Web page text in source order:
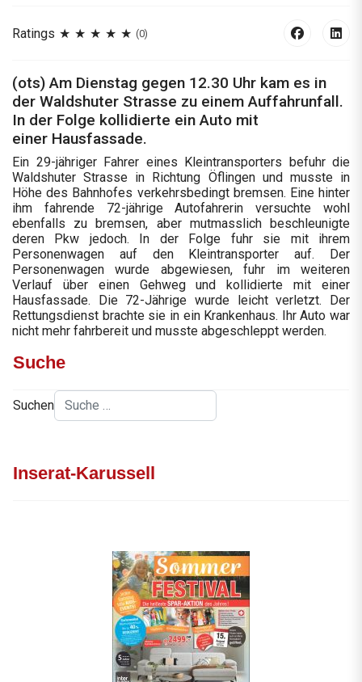
Ratings (0)
(ots) Am Dienstag gegen 12.30 Uhr kam es in
der Waldshuter Strasse zu einem Auffahrunfall.
In der Folge kollidierte ein Auto mit
einer Hausfassade.
Ein 29-jähriger Fahrer eines Kleintransporters befuhr die
Waldshuter Strasse in Richtung Öflingen und musste in
Höhe des Bahnhofes verkehrsbedingt bremsen. Eine hinter
ihm fahrende 72-jährige Autofahrerin versuchte wohl
ebenfalls zu bremsen, aber mutmasslich beschleunigte
deren Pkw jedoch. In der Folge fuhr sie mit ihrem
Personenwagen auf den Kleintransporter auf. Der
Personenwagen wurde abgewiesen, fuhr im weiteren
Verlauf über einen Gehweg und kollidierte mit einer
Hausfassade. Die 72-Jährige wurde leicht verletzt. Der
Rettungsdienst brachte sie in ein Krankenhaus. Ihr Auto war
nicht mehr fahrbereit und musste abgeschleppt werden.
Suche
Suchen
Inserat-Karussell